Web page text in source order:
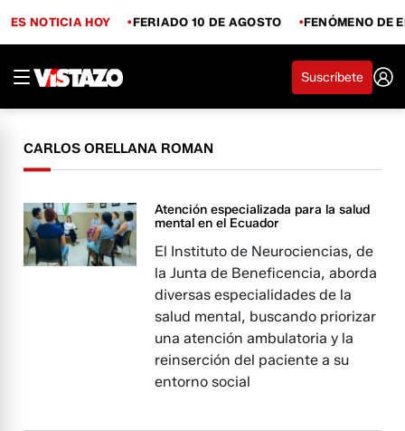
ES NOTICIA HOY FERIADO 10 DE AGOSTO FENÓMENO DE
Suscríbete
CARLOS ORELLANA ROMAN
Atención especializada para la salud
mental en el Ecuador
El Instituto de Neurociencias, de
la Junta de Beneficencia, aborda
diversas especialidades de la
salud mental, buscando priorizar
una atención ambulatoria y la
reinserción del paciente a su
entorno social